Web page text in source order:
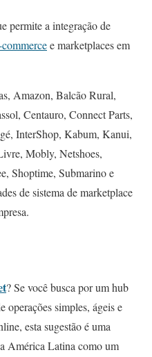
permite a integração de
e marketplaces em
Amazon, Balcão Rural,
Centauro, Connect Parts,
InterShop, Kabum, Kanui,
Mobly, Netshoes,
Shoptime, Submarino e
de sistema de marketplace
? Se você busca por um hub
operações simples, ágeis e
esta sugestão é uma
América Latina como um